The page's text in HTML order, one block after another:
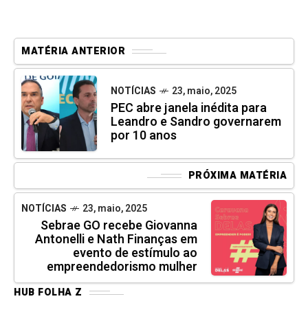
MATÉRIA ANTERIOR
NOTÍCIAS 23, maio, 2025
PEC abre janela inédita para
Leandro e Sandro governarem
por 10 anos
PRÓXIMA MATÉRIA
NOTÍCIAS 23, maio, 2025
Sebrae GO recebe Giovanna
Antonelli e Nath Finanças em
evento de estímulo ao
empreendedorismo mulher
HUB FOLHA Z